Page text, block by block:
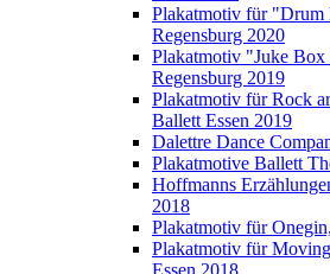
Plakatmotiv für "Drum
Regensburg 2020
Plakatmotiv "Juke
Regensburg 2019
Plakatmotiv für Rock
Ballett Essen 2019
Dalettre Dance
Plakatmotive Ballett
Hoffmanns
2018
Plakatmotiv für
Plakatmotiv für
Essen 2018